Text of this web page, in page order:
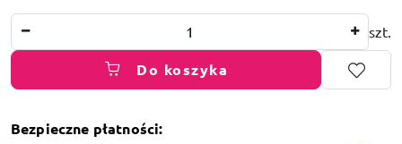
szt.
Do koszyka
Bezpieczne płatności: